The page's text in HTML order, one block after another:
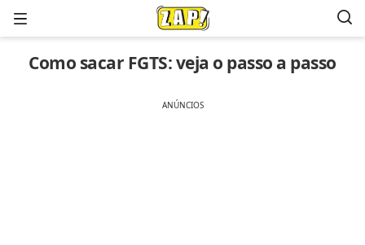
Menu
Como sacar FGTS: veja o passo a passo
ANÚNCIOS